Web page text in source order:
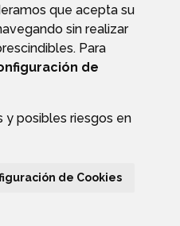
que acepta su
sin realizar
Para
de
y posibles riesgos en
de Cookies